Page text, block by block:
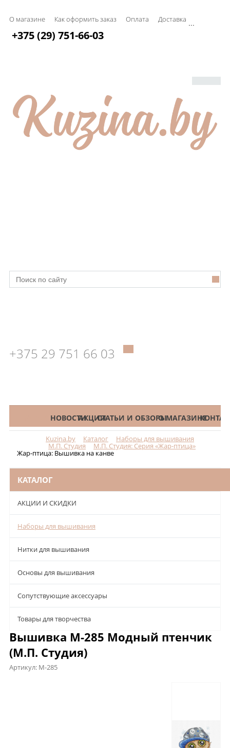
О магазине Как оформить заказ Оплата Доставка ...
+375 (29) 751-66-03
+375 29 751 66 03
КАТАЛОГНОВОСТИАКЦИИСТАТЬИ И ОБЗОРЫО МАГАЗИНЕ
Kuzina.by Каталог Наборы для вышивания
М.П. Студия М.П. Студия: Серия «Жар-птица»
Жар-птица: Вышивка на канве
КАТАЛОГ
АКЦИИ И СКИДКИ
Наборы для вышивания
Нитки для вышивания
Основы для вышивания
Сопутствующие аксессуары
Товары для творчества
Вышивка М-285 Модный птенчик
(М.П. Студия)
Артикул: М-285